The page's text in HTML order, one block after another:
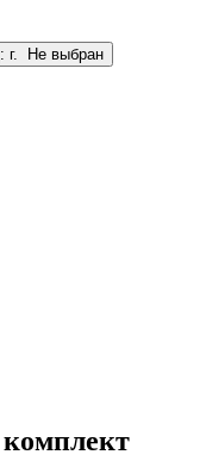
г.
Не выбран